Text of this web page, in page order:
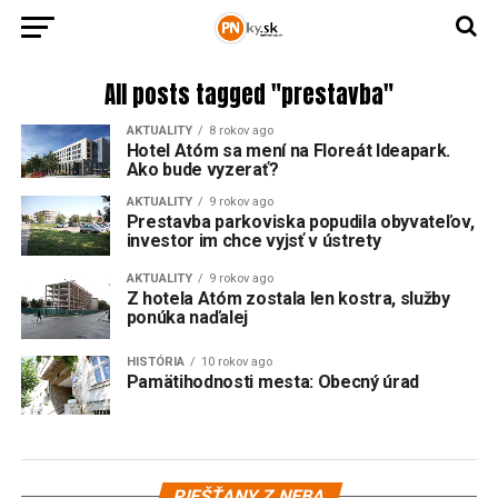
All posts tagged "prestavba"
AKTUALITY 8 rokov ago
Hotel Atóm sa mení na Floreát Ideapark.
Ako bude vyzerať?
AKTUALITY 9 rokov ago
Prestavba parkoviska popudila obyvateľov,
investor im chce vyjsť v ústrety
AKTUALITY 9 rokov ago
Z hotela Atóm zostala len kostra, služby
ponúka naďalej
HISTÓRIA 10 rokov ago
Pamätihodnosti mesta: Obecný úrad